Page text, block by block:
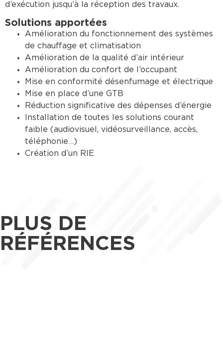
d’exécution jusqu’à la réception des travaux.
Solutions apportées
Amélioration du fonctionnement des systèmes
de chauffage et climatisation
Amélioration de la qualité d’air intérieur
Amélioration du confort de l’occupant
Mise en conformité désenfumage et électrique
Mise en place d’une GTB
Réduction significative des dépenses d’énergie
Installation de toutes les solutions courant
faible (audiovisuel, vidéosurveillance, accès,
téléphonie…)
Création d’un RIE
PLUS DE
RÉFÉRENCES